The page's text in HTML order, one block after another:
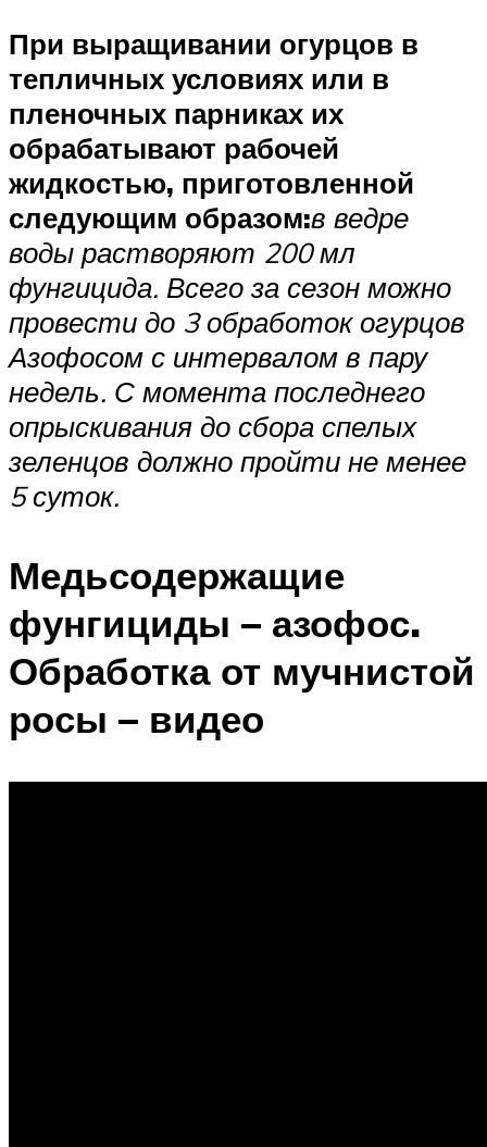
При выращивании огурцов в
тепличных условиях или в
пленочных парниках их
обрабатывают рабочей
жидкостью, приготовленной
следующим образом:в ведре
воды растворяют 200 мл
фунгицида. Всего за сезон можно
провести до 3 обработок огурцов
Азофосом с интервалом в пару
недель. С момента последнего
опрыскивания до сбора спелых
зеленцов должно пройти не менее
5 суток.
Медьсодержащие
фунгициды – азофос.
Обработка от мучнистой
росы – видео